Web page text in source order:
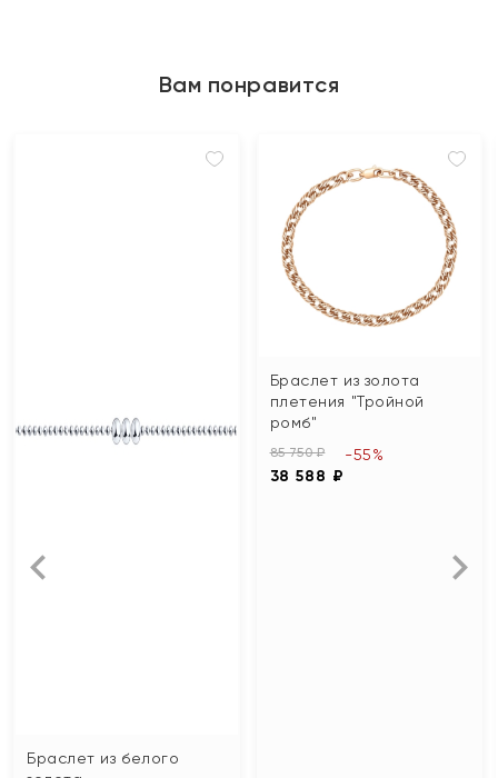
Вам понравится
Браслет из белого
Браслет из золота
плетения "Тройной
ромб"
85 750 ₽
38 588 ₽
-55%